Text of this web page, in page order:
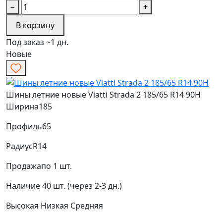
−
+
В корзину
Под заказ ~1 дн.
Новые
Шины летние новые Viatti Strada 2 185/65 R14 90H
Ширина185
Профиль65
РадиусR14
Продажапо 1 шт.
Наличие40 шт. (через 2-3 дн.)
Высокая Низкая Средняя